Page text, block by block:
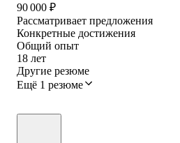
90 000 ₽
Рассматривает предложения
Конкретные достижения
Общий опыт
18 лет
Другие резюме
Ещё 1 резюме